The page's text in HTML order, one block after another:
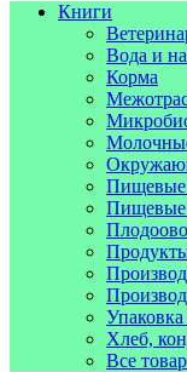
Книги
Вода и
Корма
Пищевые
Пищевые
Хлеб,
Все